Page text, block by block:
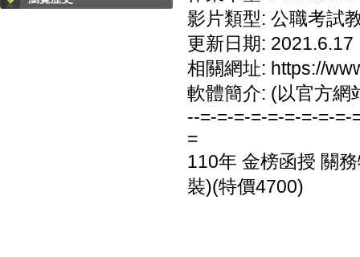
影片類型: 公職考試
更新日期: 2021.6.17
相關網址: https://
軟體簡介: (以官方網
--=-=-=-=-=-=-=-=-=-
=
110年 金榜函授 關
裝)(特價4700)